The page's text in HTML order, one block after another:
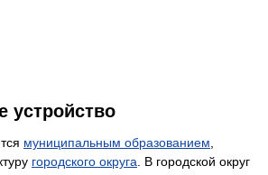
устройство
муниципальным образованием
городского округа . В городской округ